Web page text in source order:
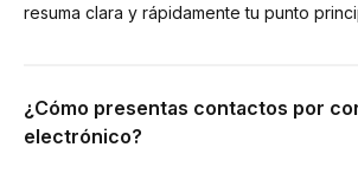
resuma clara y rápidamente tu punto
¿Cómo presentas contactos por
electrónico?